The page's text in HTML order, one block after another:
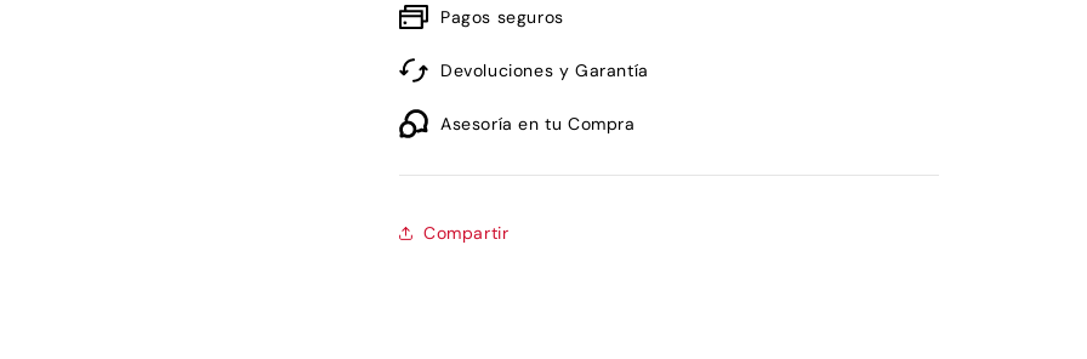
Pagos seguros
Devoluciones y Garantía
Asesoría en tu Compra
Compartir